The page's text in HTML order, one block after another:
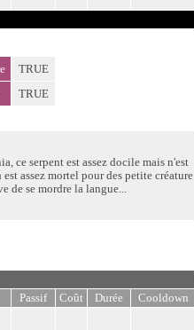
TRUE
TRUE
ce serpent est assez docile mais n'est
assez mortel pour des petite créature
se mordre la langue...
Passif Coût Durée Cooldown